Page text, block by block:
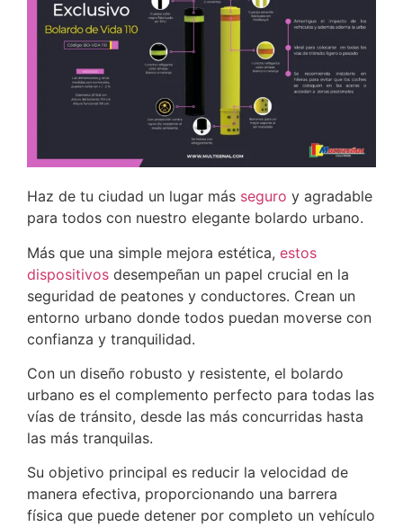
Haz de tu ciudad un lugar más seguro y agradable
para todos con nuestro elegante bolardo urbano.
Más que una simple mejora estética, estos
dispositivos desempeñan un papel crucial en la
seguridad de peatones y conductores. Crean un
entorno urbano donde todos puedan moverse con
confianza y tranquilidad.
Con un diseño robusto y resistente, el bolardo
urbano es el complemento perfecto para todas las
vías de tránsito, desde las más concurridas hasta
las más tranquilas.
Su objetivo principal es reducir la velocidad de
manera efectiva, proporcionando una barrera
física que puede detener por completo un vehículo